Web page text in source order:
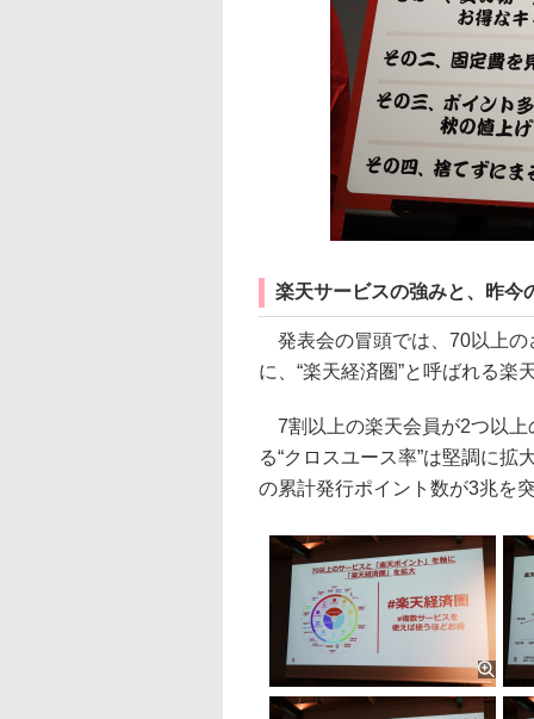
楽天サービスの強みと、昨今
発表会の冒頭では、70以上の
に、“楽天経済圏”と呼ばれる楽
7割以上の楽天会員が2つ以上
る“クロスユース率”は堅調に
の累計発行ポイント数が3兆を